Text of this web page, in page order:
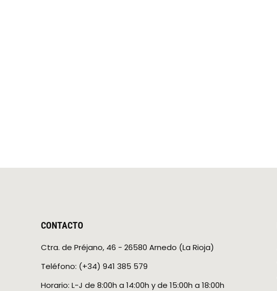
CONTACTO
Ctra. de Préjano, 46 - 26580 Arnedo (La Rioja)
Teléfono: (+34) 941 385 579
Horario: L-J de 8:00h a 14:00h y de 15:00h a 18:00h